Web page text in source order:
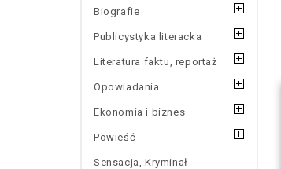
Biografie
Publicystyka literacka
Literatura faktu, reportaż
Opowiadania
Ekonomia i biznes
Powieść
Sensacja, Kryminał